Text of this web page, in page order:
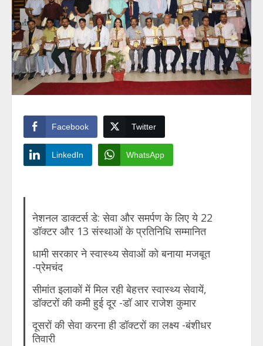
Facebook Twitter
LinkedIn WhatsApp
नेशनल डाक्टर्स डे: सेवा और समर्पण के लिए ये 22
डॉक्टर और 13 संस्थाओं के प्रतिनिधि सम्मानित
धामी सरकार ने स्वास्थ्य सेवाओं को बनाया मजबूत
-प्रेमचंद
सीमांत इलाकों में मिल रही बेहत्तर स्वास्थ्य सेवायें,
डॉक्टरों की कमी हुई दूर -डॉ आर राजेश कुमार
दूसरों की सेवा करना ही डॉक्टरों का लक्ष्य -बंशीधर
तिवारी